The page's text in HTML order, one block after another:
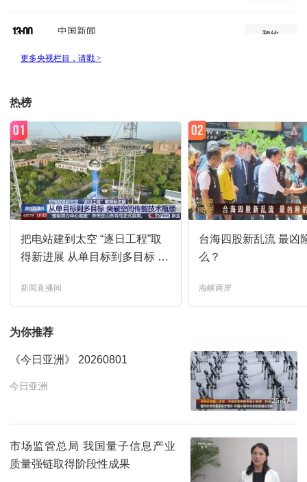
13:00 中国新闻 预约
14:00 预约
14:30 新闻联播 预约
15:03 今日亚洲 预约
15:29
15:55 枫桥警事第27集
16:41
17:29 预约
18:00 新闻联播 预约
18:30 平凡匠心-2026-65 预约
热榜
把电站建到太空 “逐日工程”取
得新进展 从单目标到多目标 突
新闻直播间
01
台海四股新乱流 最凶
么？
海峡两岸
02
为你推荐
《今日亚洲》 20260801
今日亚洲
25:47
市场监管总局 我国量子信息产业
质量强链取得阶段性成果